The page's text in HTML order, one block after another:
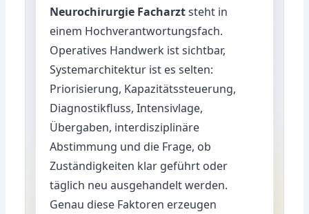
Neurochirurgie Facharztsteht in
einem Hochverantwortungsfach.
Operatives Handwerk ist sichtbar,
Systemarchitektur ist es selten:
Priorisierung, Kapazitätssteuerung,
Diagnostikfluss, Intensivlage,
Übergaben, interdisziplinäre
Abstimmung und die Frage, ob
Zuständigkeiten klar geführt oder
täglich neu ausgehandelt werden.
Genau diese Faktoren erzeugen